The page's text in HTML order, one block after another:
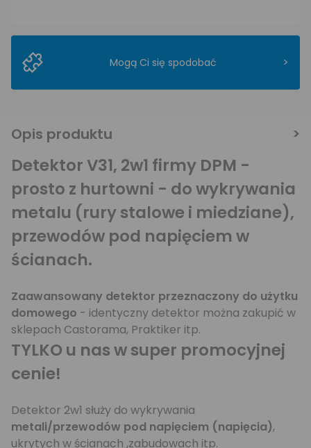
Mogą Ci się spodobać >
Opis produktu
Detektor V31, 2w1 firmy DPM -
prosto z hurtowni - do wykrywania
metalu (rury stalowe i miedziane),
przewodów pod napięciem w
ścianach.
Zaawansowany detektor przeznaczony do użytku
domowego - identyczny detektor można zakupić w
sklepach Castorama, Praktiker itp.
TYLKO u nas w super promocyjnej
cenie!
Detektor 2w1 służy do wykrywania
metali/przewodów pod napięciem (napięcia),
ukrytych w ścianach ,zabudowach itp.